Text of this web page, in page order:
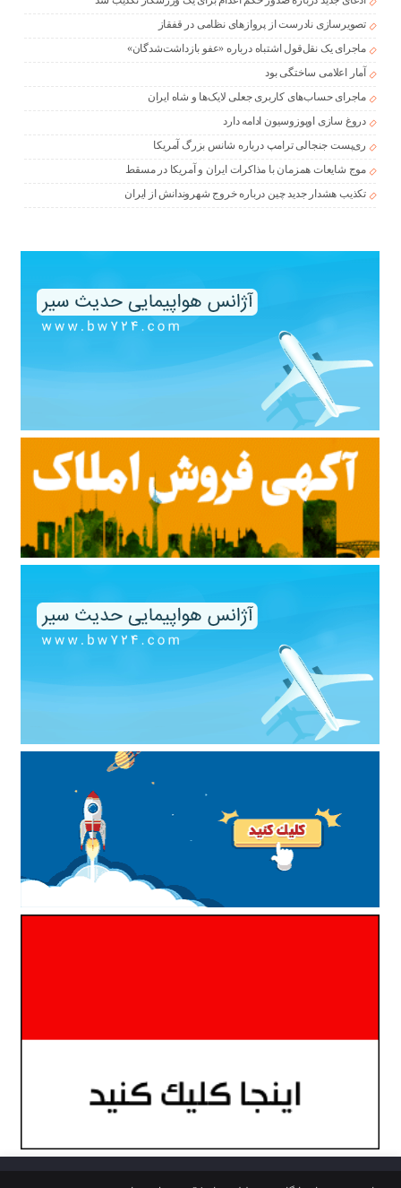
تصویرسازی نادرست از پروازهای نظامی در قفقاز
ماجرای یک نقل‌قول اشتباه درباره «عفو بازداشت‌شدگان»
آمار اعلامی ساختگی بود
ماجرای حساب‌های کاربری جعلی لایک‌ها و شاه ایران
دروغ سازی اوپوزوسیون ادامه دارد
ری‌پست جنجالی ترامپ درباره شانس بزرگ آمریکا
موج شایعات همزمان با مذاکرات ایران و آمریکا در مسقط
تکذیب هشدار جدید چین درباره خروج شهروندانش از ایران